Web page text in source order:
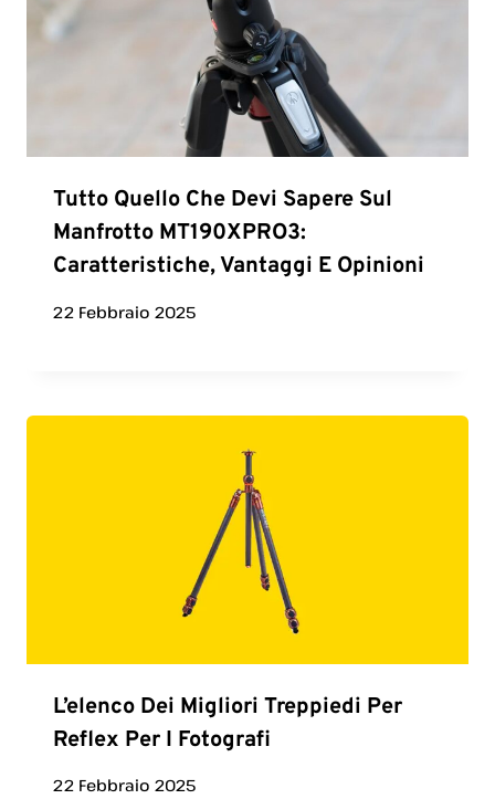
Tutto Quello Che Devi Sapere Sul
Manfrotto MT190XPRO3:
Caratteristiche, Vantaggi E Opinioni
22 Febbraio 2025
L’elenco Dei Migliori Treppiedi Per
Reflex Per I Fotografi
22 Febbraio 2025